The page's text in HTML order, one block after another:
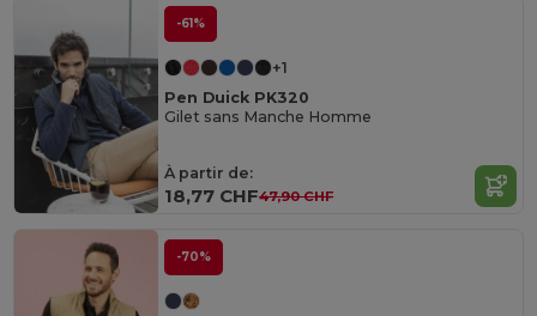
-61%
+1
Pen Duick PK320
Gilet sans Manche Homme
À partir de:
18,77 CHF47,90 CHF
-70%